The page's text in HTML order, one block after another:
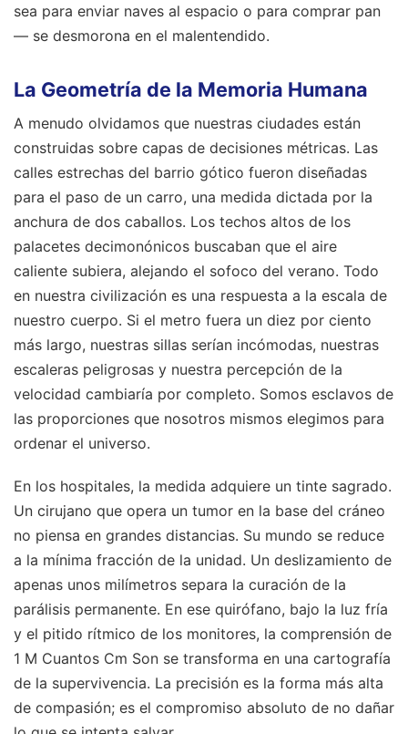
sea para enviar naves al espacio o para comprar pan
— se desmorona en el malentendido.
La Geometría de la Memoria Humana
A menudo olvidamos que nuestras ciudades están
construidas sobre capas de decisiones métricas. Las
calles estrechas del barrio gótico fueron diseñadas
para el paso de un carro, una medida dictada por la
anchura de dos caballos. Los techos altos de los
palacetes decimonónicos buscaban que el aire
caliente subiera, alejando el sofoco del verano. Todo
en nuestra civilización es una respuesta a la escala de
nuestro cuerpo. Si el metro fuera un diez por ciento
más largo, nuestras sillas serían incómodas, nuestras
escaleras peligrosas y nuestra percepción de la
velocidad cambiaría por completo. Somos esclavos de
las proporciones que nosotros mismos elegimos para
ordenar el universo.
En los hospitales, la medida adquiere un tinte sagrado.
Un cirujano que opera un tumor en la base del cráneo
no piensa en grandes distancias. Su mundo se reduce
a la mínima fracción de la unidad. Un deslizamiento de
apenas unos milímetros separa la curación de la
parálisis permanente. En ese quirófano, bajo la luz fría
y el pitido rítmico de los monitores, la comprensión de
1 M Cuantos Cm Son se transforma en una cartografía
de la supervivencia. La precisión es la forma más alta
de compasión; es el compromiso absoluto de no dañar